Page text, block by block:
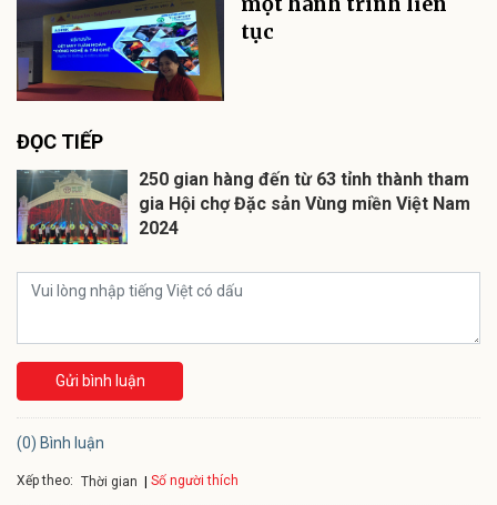
tục
ĐỌC TIẾP
250 gian hàng đến từ 63 tỉnh thành tham
gia Hội chợ Đặc sản Vùng miền Việt Nam
2024
Gửi bình luận
(0) Bình luận
Xếp theo: Thời gian Số người thích